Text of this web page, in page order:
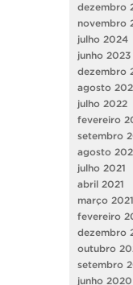
dezembro
novembro
julho 2024
junho 2023
dezembro
agosto
julho 2022
fevereiro
setembro
agosto
julho 2021
abril 2021
março 2021
fevereiro
dezembro
outubro
setembro
junho 2020